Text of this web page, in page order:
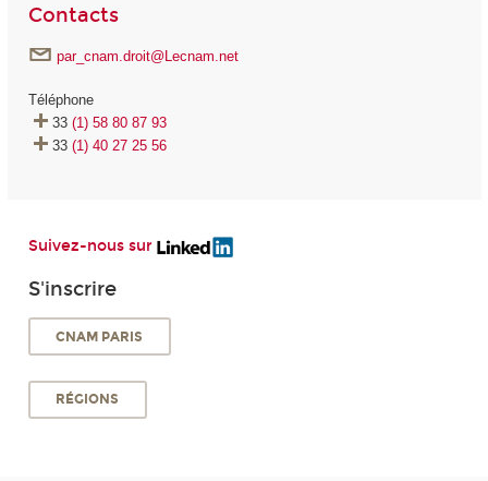
Contacts
par_cnam.droit@Lecnam.net
Téléphone
33 (1) 58 80 87 93
33 (1) 40 27 25 56
Suivez-nous sur
S'inscrire
CNAM PARIS
RÉGIONS